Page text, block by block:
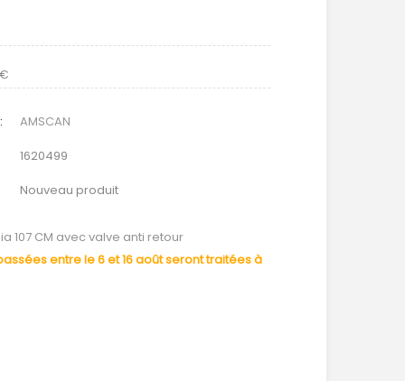
AMSCAN
1620499
Nouveau produit
107 CM avec valve anti retour
entre le 6 et 16 août seront traitées à